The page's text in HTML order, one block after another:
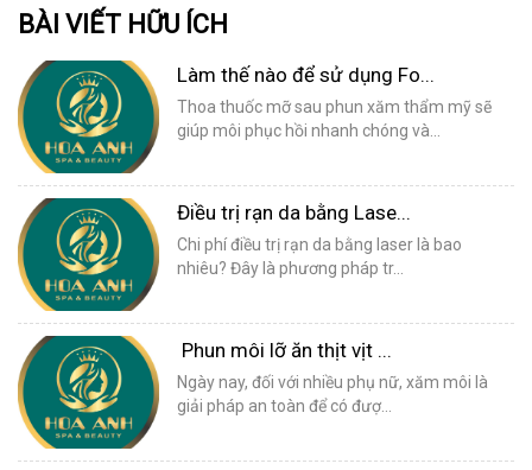
BÀI VIẾT HỮU ÍCH
Làm thế nào để sử dụng Fo...
Thoa thuốc mỡ sau phun xăm thẩm mỹ sẽ
giúp môi phục hồi nhanh chóng và...
Điều trị rạn da bằng Lase...
Chi phí điều trị rạn da bằng laser là bao
nhiêu? Đây là phương pháp tr...
Phun môi lỡ ăn thịt vịt ...
Ngày nay, đối với nhiều phụ nữ, xăm môi là
giải pháp an toàn để có đượ...